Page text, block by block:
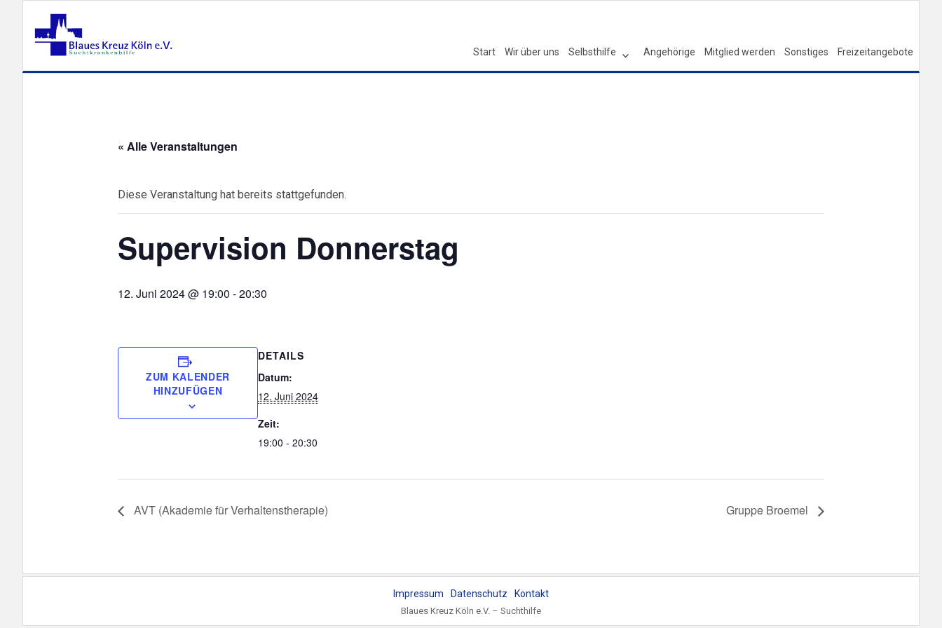
Start Wir über uns Selbsthilfe Angehörige Mitglied werden Sonstiges Freizeitangebote
« Alle Veranstaltungen
Diese Veranstaltung hat bereits stattgefunden.
Supervision Donnerstag
12. Juni 2024 @ 19:00 -20:30
ZUM KALENDER
HINZUFÜGEN
DETAILS
Datum:
12. Juni 2024
Zeit:
19:00 - 20:30
AVT (Akademie für Verhaltenstherapie) Gruppe Broemel
Impressum Datenschutz Kontakt
Blaues Kreuz Köln e.V. – Suchthilfe